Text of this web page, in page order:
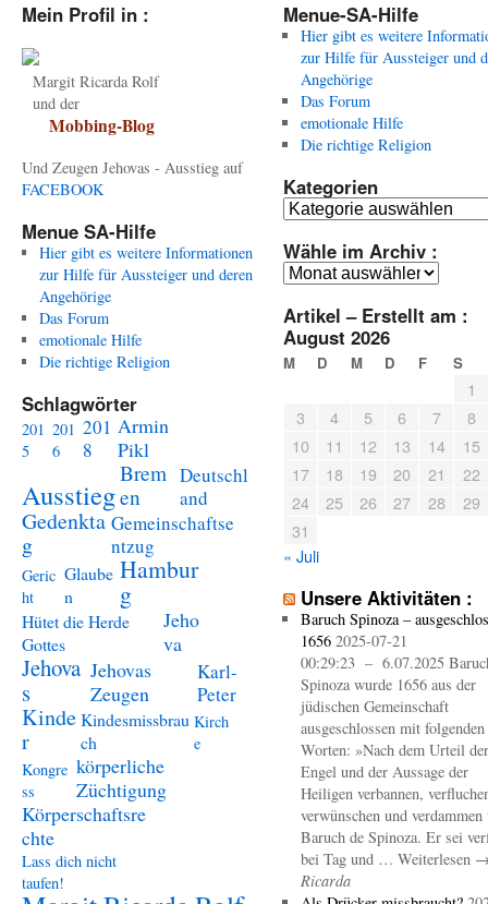
Mein Profil in :
Margit Ricarda Rolf
und der
Mobbing-Blog
Und Zeugen Jehovas - Ausstieg auf
FACEBOOK
Menue SA-Hilfe
Hier gibt es weitere Informationen
zur Hilfe für Aussteiger und deren
Angehörige
Das Forum
emotionale Hilfe
Die richtige Religion
Schlagwörter
201
5
201
6
201
8
Armin
Pikl
Ausstieg
Brem
en
Deutschl
and
Gedenkta
g
Gemeinschaftse
ntzug
Geric
ht
Glaube
n
Hambur
g
Hütet die Herde
Gottes
Jeho
va
Jehova
s
Jehovas
Zeugen
Karl-
Peter
Kinde
r
Kindesmissbrau
ch
Kirch
e
Kongre
ss
körperliche
Züchtigung
Körperschaftsre
chte
Lass dich nicht
taufen!
Menue-SA-Hilfe
Hier gibt es weitere
zur Hilfe für Aussteiger und
Angehörige
Das Forum
emotionale Hilfe
Die richtige Religion
Kategorien
Kategorien
Wähle im Archiv :
Wähle
Archiv
:
Artikel – Erstellt am :
August 2026
M D M D F S
1
3
4 5 6 7
8
10
11 12 13 14
15
17
18 19 20 21
22
24
25 26 27 28
29
31
« Juli
Unsere Aktivitäten :
Baruch Spinoza –
1656 2025-07-21
00:29:23 – 6.07.2025
Spinoza wurde 1656 aus der
jüdischen Gemeinschaft
ausgeschlossen mit folgenden
Worten: »Nach dem Urteil der
Engel und der Aussage der
Heiligen verbannen,
verwünschen und
Baruch de Spinoza. Er sei
bei Tag und … Weiterlesen
Ricarda